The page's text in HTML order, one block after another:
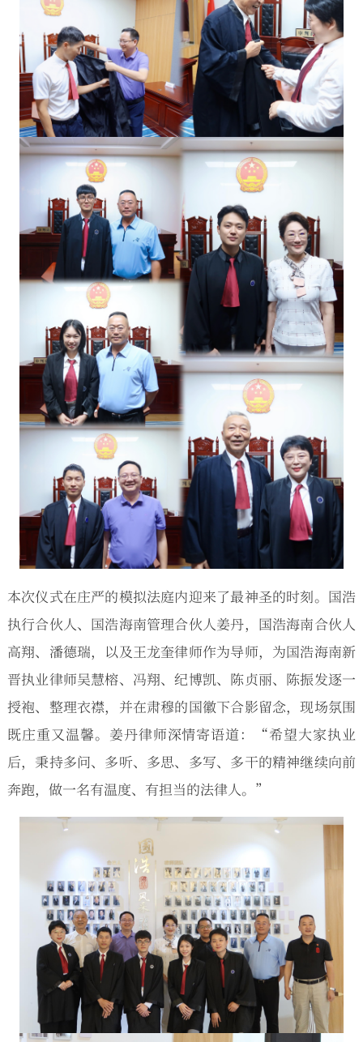
本次仪式在庄严的模拟法庭内迎来了最神圣的时刻。国浩
执行合伙人、国浩海南管理合伙人姜丹，国浩海南合伙人
高翔、潘德瑞，以及王龙奎律师作为导师，为国浩海南新
晋执业律师吴慧榕、冯翔、纪博凯、陈贞丽、陈振发逐一
授袍、整理衣襟，并在肃穆的国徽下合影留念，现场氛围
既庄重又温馨。姜丹律师深情寄语道：“希望大家执业
后，秉持多问、多听、多思、多写、多干的精神继续向前
奔跑，做一名有温度、有担当的法律人。”